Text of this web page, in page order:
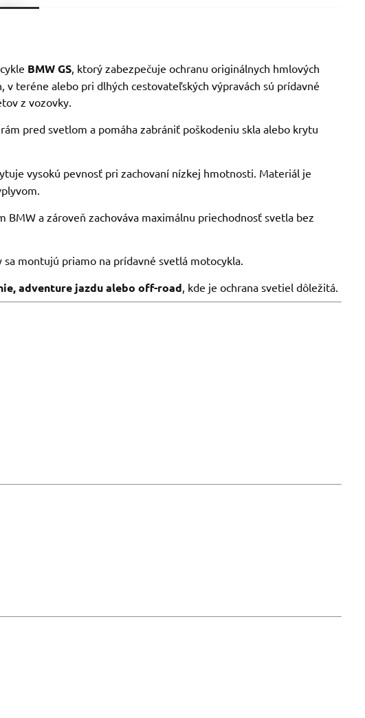
BMW GS, ktorý zabezpečuje ochranu originálnych hmlových
teréne alebo pri dlhých cestovateľských výpravách sú prídavné
z vozovky.
pred svetlom a pomáha zabrániť poškodeniu skla alebo krytu
vysokú pevnosť pri zachovaní nízkej hmotnosti. Materiál je
a zároveň zachováva maximálnu priechodnosť svetla bez
montujú priamo na prídavné svetlá motocykla.
adventure jazdu alebo off-road, kde je ochrana svetiel dôležitá.